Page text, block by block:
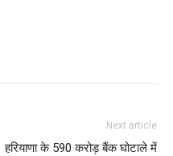
NOW
Next article
हरियाणा के 590 करोड़ बैंक घोटाले में